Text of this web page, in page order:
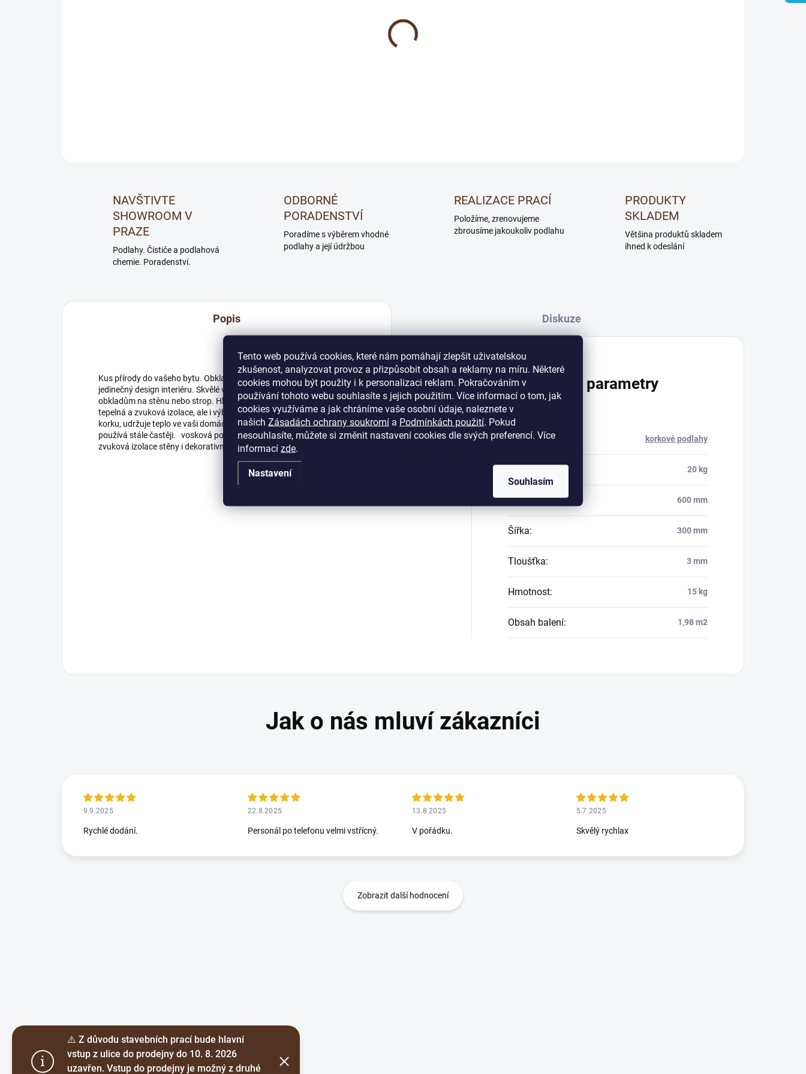
Tento web používá cookies, které nám pomáhají zlepšit uživatelskou
zkušenost, analyzovat provoz a přizpůsobit obsah a reklamy na míru. Některé
cookies mohou být použity i k personalizaci reklam. Pokračováním v
používání tohoto webu souhlasíte s jejich použitím. Více informací o tom, jak
cookies využíváme a jak chráníme vaše osobní údaje, naleznete v
našich Zásadách ochrany soukromí a Podmínkách použití. Pokud
nesouhlasíte, můžete si změnit nastavení cookies dle svých preferencí. Více
informací zde.
Nastavení
Souhlasím
⚠️ Z důvodu stavebních prací bude hlavní
vstup z ulice do prodejny do 10. 8. 2026
uzavřen. Vstup do prodejny je možný z druhé
NAVŠTIVTE
SHOWROOM V
PRAZE
Podlahy. Čističe a podlahová
chemie. Poradenství.
ODBORNÉ
PORADENSTVÍ
Poradíme s výběrem vhodné
podlahy a její údržbou
REALIZACE PRACÍ
Položíme, zrenovujeme
zbrousíme jakoukoliv podlahu
PRODUKTY
SKLADEM
Většina produktů skladem
ihned k odeslání
Popis Diskuze
Kus přírody do vašeho bytu. Obkladový korek je přírodním materiálem pro individuální a
jedinečný design interiéru. Skvělé vlastnosti korku nejsou vlastní jen podlahám, ale také
obkladům na stěnu nebo strop. Hlavními důvody využití korku pro tyto účely je nejen
tepelná a zvuková izolace, ale i výborný vzhled korkových obkladů. Nízká tepelná vodivost
korku, udržuje teplo ve vaši domácnosti. Díky jednoduché instalaci se korek v interiérech
používá stále častěji. vosková povrchová úprava plastický dekor vhodná tepelná a
zvuková izolace stěny i dekorativní obklad
Doplňkové parametry
Kategorie: korkové podlahy
20 kg
Délka: 600 mm
Šířka: 300 mm
Tloušťka: 3 mm
Hmotnost: 15 kg
Obsah balení: 1,98 m2
9.9.2025
Rychlé dodání.
22.8.2025
Personál po telefonu velmi vstřícný.
13.8.2025
V pořádku.
5.7.2025
Skvělý rychlax
Zobrazit další hodnocení